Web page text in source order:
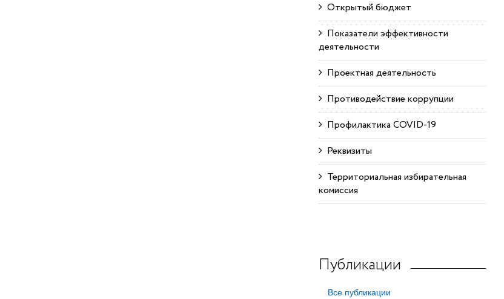
Открытый бюджет
Показатели эффективности
деятельности
Проектная деятельность
Противодействие коррупции
Профилактика COVID-19
Реквизиты
Территориальная избирательная
комиссия
Публикации
Все публикации